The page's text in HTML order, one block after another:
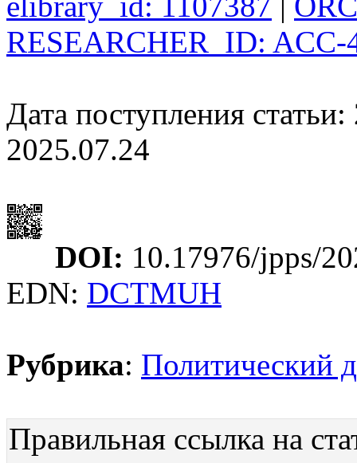
RESEARCHER_ID: ACC-
Дата поступления
2025.07.24
DOI: 10.17976/jpps/
EDN: DCTMUH
Рубрика: Политический
Правильная ссылка на